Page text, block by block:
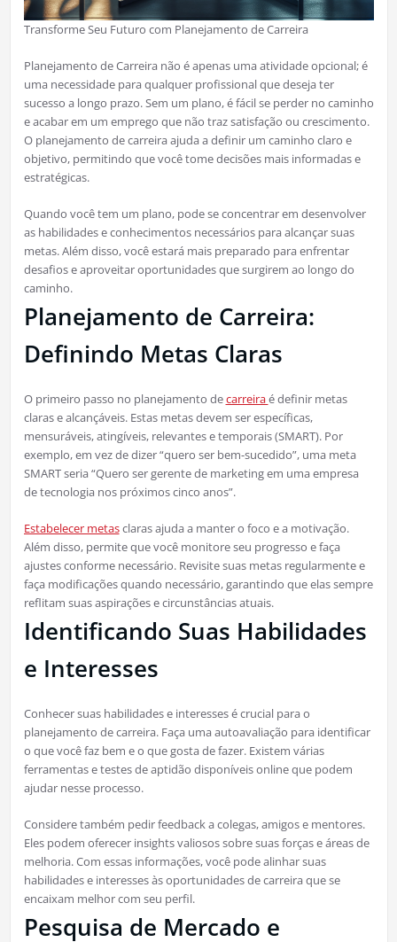
Transforme Seu Futuro com Planejamento de Carreira
Planejamento de Carreira não é apenas uma atividade opcional; é
uma necessidade para qualquer profissional que deseja ter
sucesso a longo prazo. Sem um plano, é fácil se perder no caminho
e acabar em um emprego que não traz satisfação ou crescimento.
O planejamento de carreira ajuda a definir um caminho claro e
objetivo, permitindo que você tome decisões mais informadas e
estratégicas.
Quando você tem um plano, pode se concentrar em desenvolver
as habilidades e conhecimentos necessários para alcançar suas
metas. Além disso, você estará mais preparado para enfrentar
desafios e aproveitar oportunidades que surgirem ao longo do
caminho.
Planejamento de Carreira:
Definindo Metas Claras
O primeiro passo no planejamento decarreiraé definir metas
claras e alcançáveis. Estas metas devem ser específicas,
mensuráveis, atingíveis, relevantes e temporais (SMART). Por
exemplo, em vez de dizer “quero ser bem-sucedido”, uma meta
SMART seria “Quero ser gerente de marketing em uma empresa
de tecnologia nos próximos cinco anos”.
Estabelecer metasclaras ajuda a manter o foco e a motivação.
Além disso, permite que você monitore seu progresso e faça
ajustes conforme necessário. Revisite suas metas regularmente e
faça modificações quando necessário, garantindo que elas sempre
reflitam suas aspirações e circunstâncias atuais.
Identificando Suas Habilidades
e Interesses
Conhecer suas habilidades e interesses é crucial para o
planejamento de carreira. Faça uma autoavaliação para identificar
o que você faz bem e o que gosta de fazer. Existem várias
ferramentas e testes de aptidão disponíveis online que podem
ajudar nesse processo.
Considere também pedir feedback a colegas, amigos e mentores.
Eles podem oferecer insights valiosos sobre suas forças e áreas de
melhoria. Com essas informações, você pode alinhar suas
habilidades e interesses às oportunidades de carreira que se
encaixam melhor com seu perfil.
Pesquisa de Mercado e